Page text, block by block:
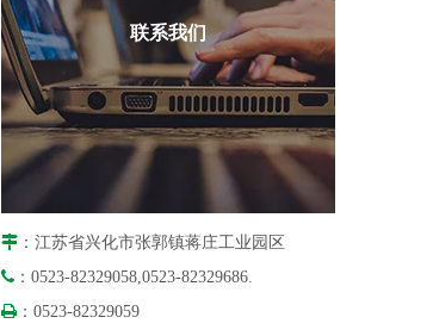
联系我们
 ：江苏省兴化市张郭镇蒋庄工业园区
 ：0523-82329058,0523-82329686.
 ：0523-82329059